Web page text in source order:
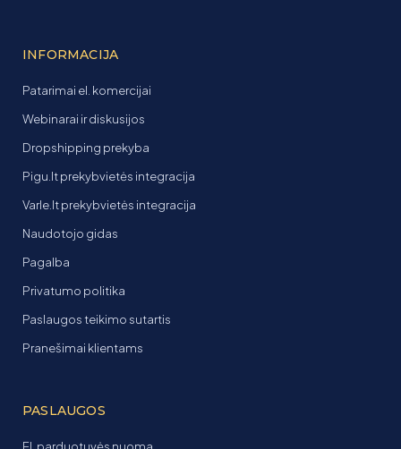
INFORMACIJA
Patarimai el. komercijai
Webinarai ir diskusijos
Dropshipping prekyba
Pigu.lt prekybvietės integracija
Varle.lt prekybvietės integracija
Naudotojo gidas
Pagalba
Privatumo politika
Paslaugos teikimo sutartis
Pranešimai klientams
PASLAUGOS